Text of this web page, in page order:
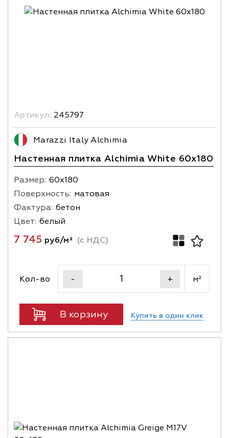
Артикул: 245797
Marazzi Italy Alchimia
Настенная плитка Alchimia White 60x180
Размер: 60х180
Поверхность: матовая
Фактура: бетон
Цвет: белый
7 745 руб/м² (с НДС)
Кол-во - + м²
В корзину Купить в один клик